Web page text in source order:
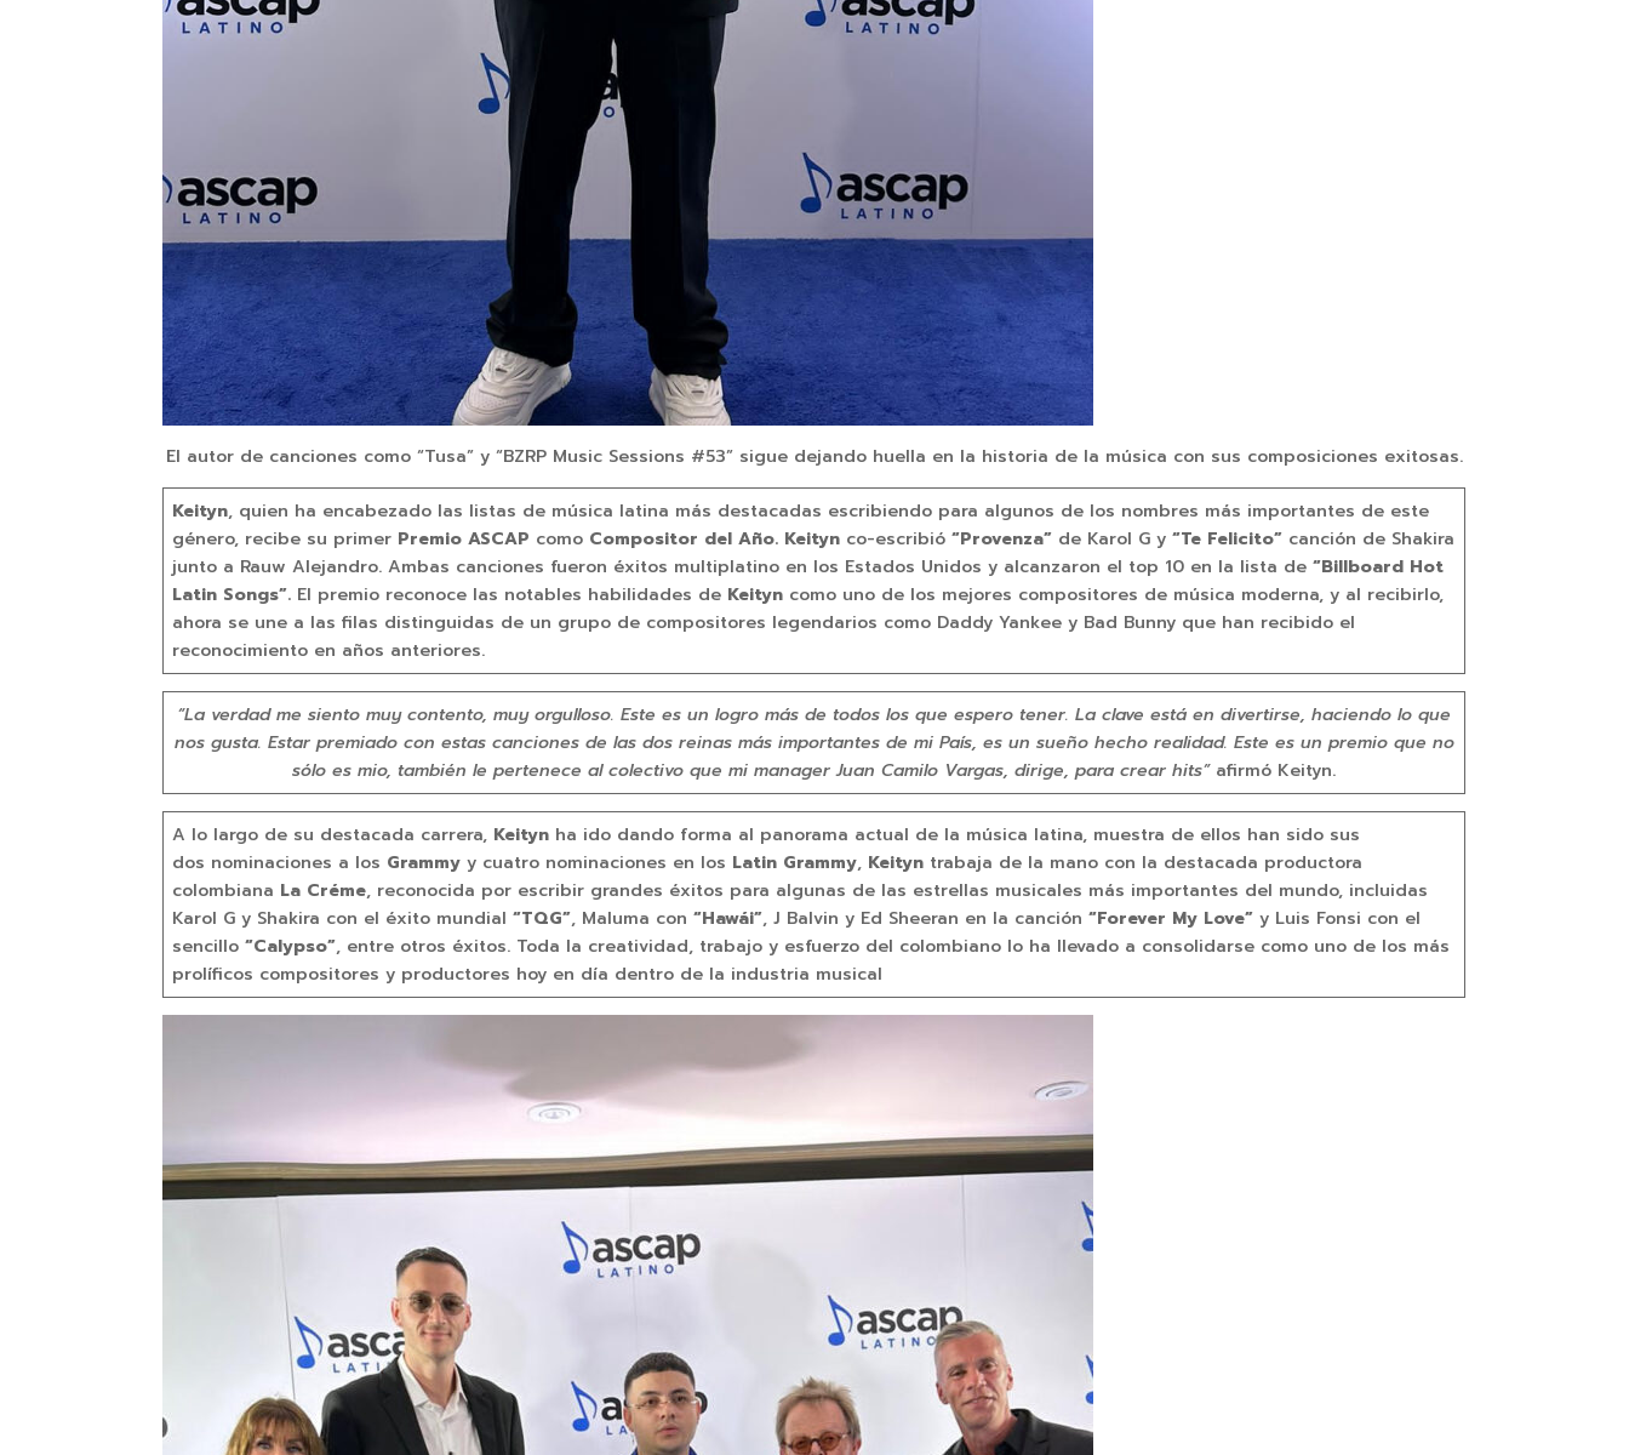
El autor de canciones como “Tusa” y “BZRP Music Sessions #53” sigue dejando huella en la historia de la música con sus composiciones exitosas.
Keityn, quien ha encabezado las listas de música latina más destacadas escribiendo para algunos de los nombres más importantes de este
género, recibe su primer Premio ASCAP como Compositor del Año. Keityn co-escribió“Provenza” de Karol G y“Te Felicito” canción de Shakira
junto a Rauw Alejandro. Ambas canciones fueron éxitos multiplatino en los Estados Unidos y alcanzaron el top 10 en la lista de“Billboard Hot
Latin Songs”. El premio reconoce las notables habilidades de Keityn como uno de los mejores compositores de música moderna, y al recibirlo,
ahora se une a las filas distinguidas de un grupo de compositores legendarios como Daddy Yankee y Bad Bunny que han recibido el
reconocimiento en años anteriores.
“La verdad me siento muy contento, muy orgulloso. Este es un logro más de todos los que espero tener. La clave está en divertirse, haciendo lo que
nos gusta. Estar premiado con estas canciones de las dos reinas más importantes de mi País, es un sueño hecho realidad. Este es un premio que no
sólo es mio, también le pertenece al colectivo que mi manager Juan Camilo Vargas, dirige, para crear hits” afirmó Keityn.
A lo largo de su destacada carrera, Keityn ha ido dando forma al panorama actual de la música latina, muestra de ellos han sido sus
dos nominaciones a los Grammy y cuatro nominaciones en los Latin Grammy, Keityn trabaja de la mano con la destacada productora
colombiana La Créme, reconocida por escribir grandes éxitos para algunas de las estrellas musicales más importantes del mundo, incluidas
Karol G y Shakira con el éxito mundial“TQG”, Maluma con“Hawái”, J Balvin y Ed Sheeran en la canción“Forever My Love” y Luis Fonsi con el
sencillo“Calypso”, entre otros éxitos. Toda la creatividad, trabajo y esfuerzo del colombiano lo ha llevado a consolidarse como uno de los más
prolíficos compositores y productores hoy en día dentro de la industria musical